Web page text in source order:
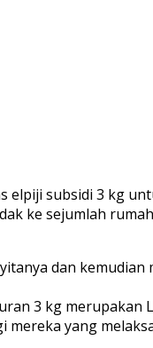
subsidi 3 kg
ke sejumlah
dan
3 kg merupakan
yang